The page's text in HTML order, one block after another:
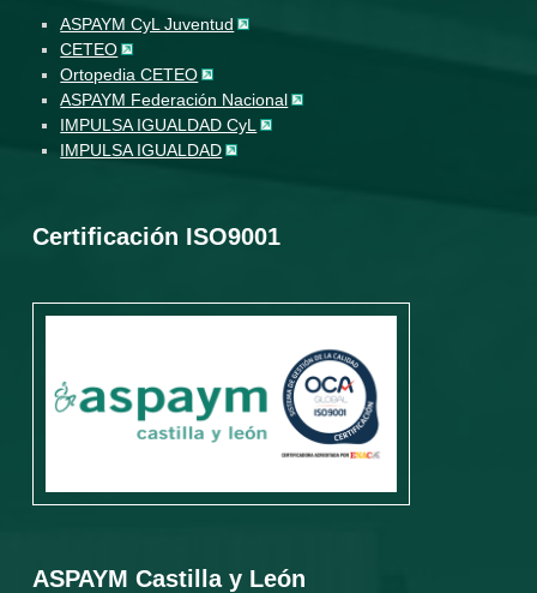
ASPAYM CyL Juventud
CETEO
Ortopedia CETEO
ASPAYM Federación Nacional
IMPULSA IGUALDAD CyL
IMPULSA IGUALDAD
Certificación ISO9001
ASPAYM Castilla y León